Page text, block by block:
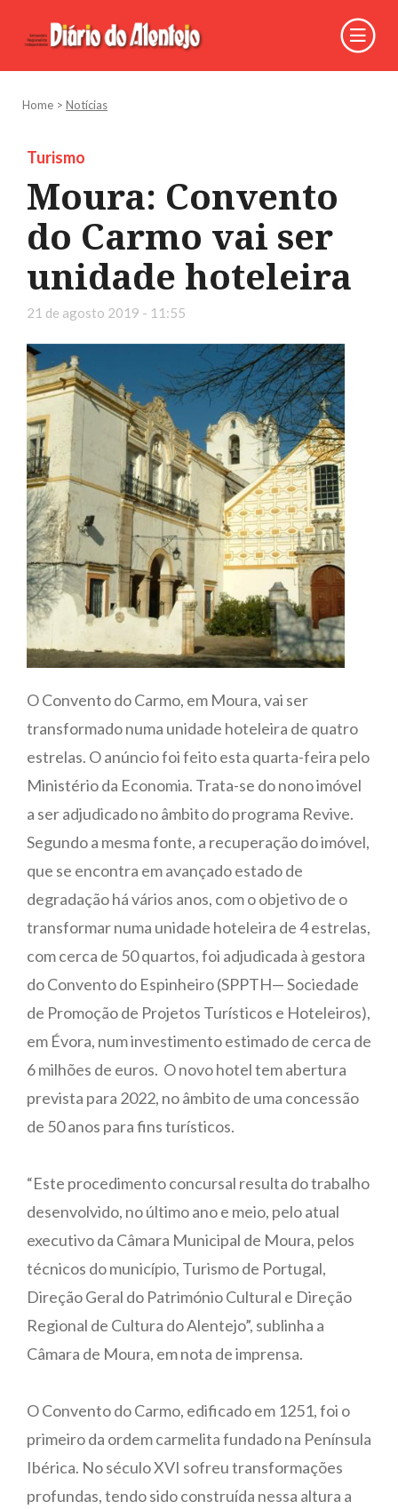
Home > Notícias
Turismo
Moura: Convento
do Carmo vai ser
unidade hoteleira
21 de agosto 2019 - 11:55
O Convento do Carmo, em Moura, vai ser
transformado numa unidade hoteleira de quatro
estrelas. O anúncio foi feito esta quarta-feira pelo
Ministério da Economia. Trata-se do nono imóvel
a ser adjudicado no âmbito do programa Revive.
Segundo a mesma fonte, a recuperação do imóvel,
que se encontra em avançado estado de
degradação há vários anos, com o objetivo de o
transformar numa unidade hoteleira de 4 estrelas,
com cerca de 50 quartos, foi adjudicada à gestora
do Convento do Espinheiro (SPPTH— Sociedade
de Promoção de Projetos Turísticos e Hoteleiros),
em Évora, num investimento estimado de cerca de
6 milhões de euros. O novo hotel tem abertura
prevista para 2022, no âmbito de uma concessão
de 50 anos para fins turísticos.
“Este procedimento concursal resulta do trabalho
desenvolvido, no último ano e meio, pelo atual
executivo da Câmara Municipal de Moura, pelos
técnicos do município, Turismo de Portugal,
Direção Geral do Património Cultural e Direção
Regional de Cultura do Alentejo”, sublinha a
Câmara de Moura, em nota de imprensa.
O Convento do Carmo, edificado em 1251, foi o
primeiro da ordem carmelita fundado na Península
Ibérica. No século XVI sofreu transformações
profundas, tendo sido construída nessa altura a